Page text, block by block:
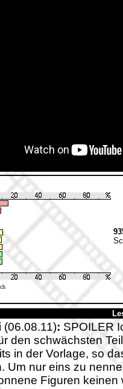
(06.08.11): SPOILER
den schwächsten
in der Vorlage, so
Um nur eins zu
Figuren keinen